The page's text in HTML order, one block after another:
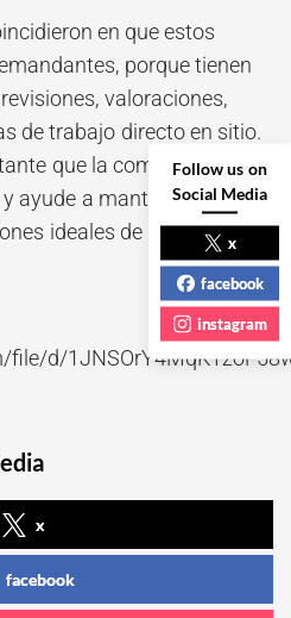
en que estos
porque tienen
valoraciones,
de trabajo directo en sitio.
que la comunidad
ayude a mantener estas
ideales de
file/d/
x
facebook
Follow us on
Social Media
x
facebook
instagram